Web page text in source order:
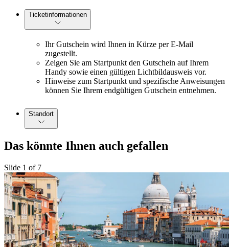
Ticketinformationen
Ihr Gutschein wird Ihnen in Kürze per E-Mail
zugestellt.
Zeigen Sie am Startpunkt den Gutschein auf Ihrem
Handy sowie einen gültigen Lichtbildausweis vor.
Hinweise zum Startpunkt und spezifische Anweisungen
können Sie Ihrem endgültigen Gutschein entnehmen.
Standort
Das könnte Ihnen auch gefallen
Slide 1 of 7